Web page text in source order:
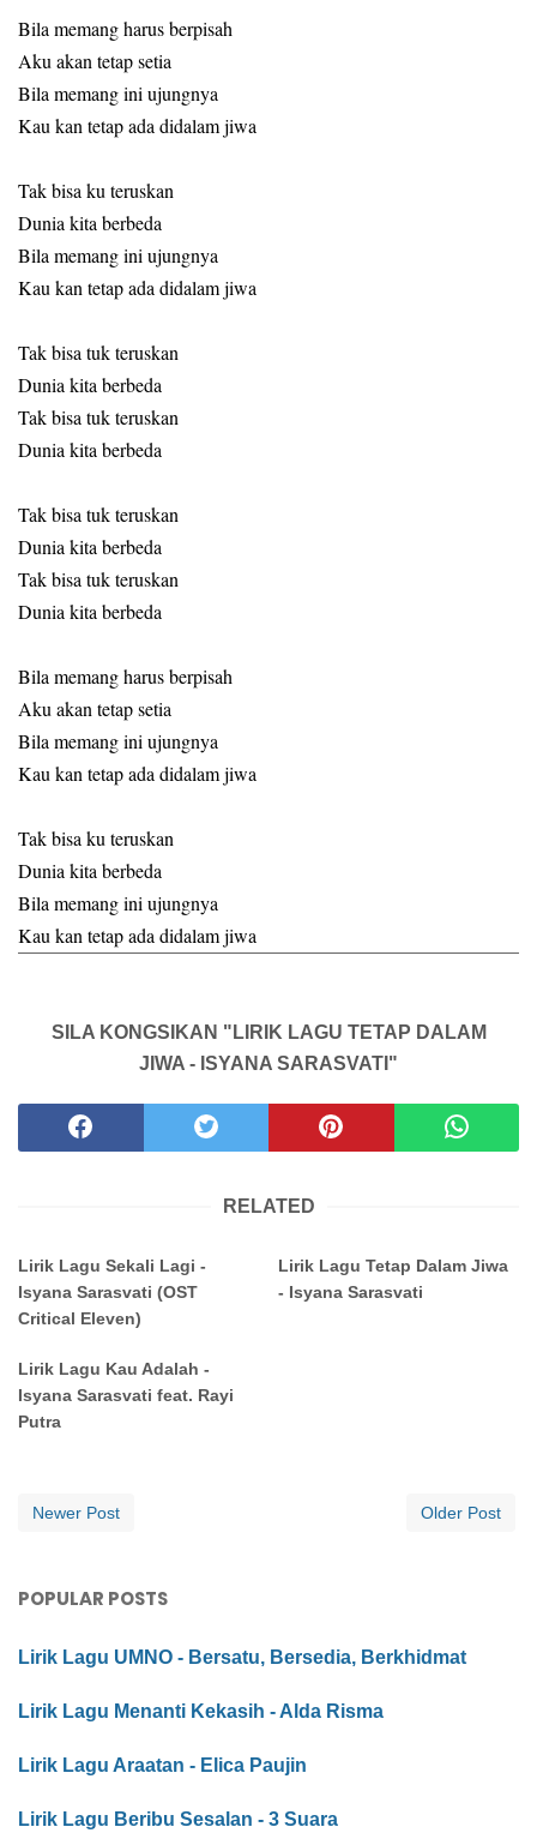
Bila memang harus berpisah
Aku akan tetap setia
Bila memang ini ujungnya
Kau kan tetap ada didalam jiwa
Tak bisa ku teruskan
Dunia kita berbeda
Bila memang ini ujungnya
Kau kan tetap ada didalam jiwa
Tak bisa tuk teruskan
Dunia kita berbeda
Tak bisa tuk teruskan
Dunia kita berbeda
Tak bisa tuk teruskan
Dunia kita berbeda
Tak bisa tuk teruskan
Dunia kita berbeda
Bila memang harus berpisah
Aku akan tetap setia
Bila memang ini ujungnya
Kau kan tetap ada didalam jiwa
Tak bisa ku teruskan
Dunia kita berbeda
Bila memang ini ujungnya
Kau kan tetap ada didalam jiwa
SILA KONGSIKAN "LIRIK LAGU TETAP DALAM
JIWA - ISYANA SARASVATI"
RELATED
Lirik Lagu Sekali Lagi -
Isyana Sarasvati (OST
Critical Eleven)
Lirik Lagu Tetap Dalam Jiwa
- Isyana Sarasvati
Lirik Lagu Kau Adalah -
Isyana Sarasvati feat. Rayi
Putra
Newer Post Older Post
POPULAR POSTS
Lirik Lagu UMNO - Bersatu, Bersedia, Berkhidmat
Lirik Lagu Menanti Kekasih - Alda Risma
Lirik Lagu Araatan - Elica Paujin
Lirik Lagu Beribu Sesalan - 3 Suara